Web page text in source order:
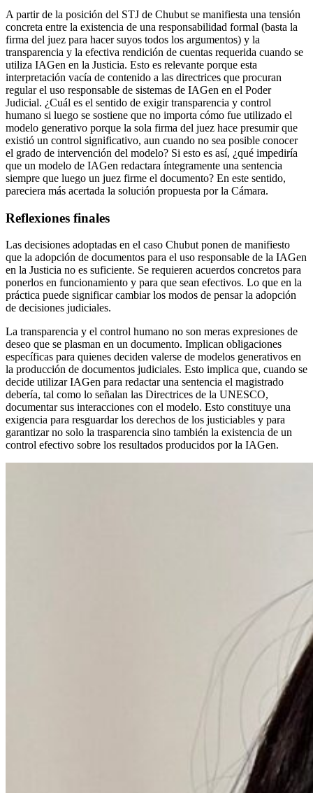
A partir de la posición del STJ de Chubut se manifiesta una tensión
concreta entre la existencia de una responsabilidad formal (basta la
firma del juez para hacer suyos todos los argumentos) y la
transparencia y la efectiva rendición de cuentas requerida cuando se
utiliza IAGen en la Justicia. Esto es relevante porque esta
interpretación vacía de contenido a las directrices que procuran
regular el uso responsable de sistemas de IAGen en el Poder
Judicial. ¿Cuál es el sentido de exigir transparencia y control
humano si luego se sostiene que no importa cómo fue utilizado el
modelo generativo porque la sola firma del juez hace presumir que
existió un control significativo, aun cuando no sea posible conocer
el grado de intervención del modelo? Si esto es así, ¿qué impediría
que un modelo de IAGen redactara íntegramente una sentencia
siempre que luego un juez firme el documento? En este sentido,
pareciera más acertada la solución propuesta por la Cámara.
Reflexiones finales
Las decisiones adoptadas en el caso Chubut ponen de manifiesto
que la adopción de documentos para el uso responsable de la IAGen
en la Justicia no es suficiente. Se requieren acuerdos concretos para
ponerlos en funcionamiento y para que sean efectivos. Lo que en la
práctica puede significar cambiar los modos de pensar la adopción
de decisiones judiciales.
La transparencia y el control humano no son meras expresiones de
deseo que se plasman en un documento. Implican obligaciones
específicas para quienes deciden valerse de modelos generativos en
la producción de documentos judiciales. Esto implica que, cuando se
decide utilizar IAGen para redactar una sentencia el magistrado
debería, tal como lo señalan las Directrices de la UNESCO,
documentar sus interacciones con el modelo. Esto constituye una
exigencia para resguardar los derechos de los justiciables y para
garantizar no solo la trasparencia sino también la existencia de un
control efectivo sobre los resultados producidos por la IAGen.